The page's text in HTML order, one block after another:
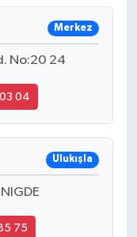
Merkez
No:20 24
04
Ulukışla
75